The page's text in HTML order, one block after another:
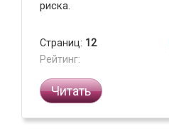
риска.
Страниц: 12
Рейтинг:
Читать